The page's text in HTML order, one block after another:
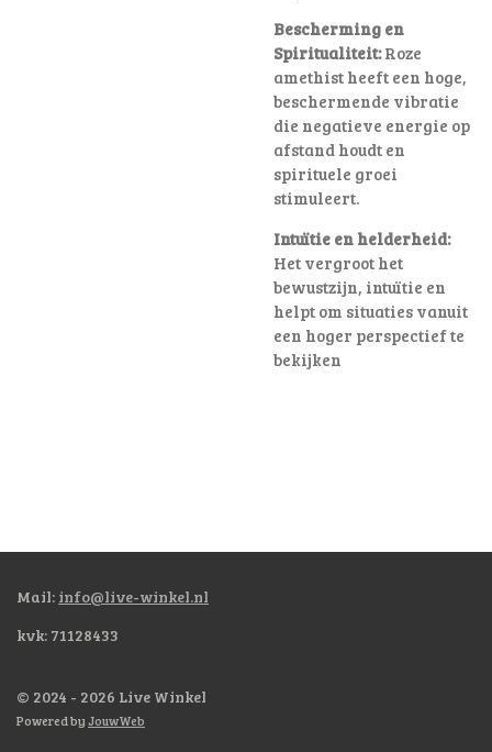
Bescherming en
Spiritualiteit:Roze
amethist heeft een hoge,
beschermende vibratie
die negatieve energie op
afstand houdt en
spirituele groei
stimuleert.
Intuïtie en helderheid:
Het vergroot het
bewustzijn, intuïtie en
helpt om situaties vanuit
een hoger perspectief te
bekijken
Mail: info@live-winkel.nl
kvk: 71128433
© 2024 - 2026 Live Winkel
Powered byJouwWeb